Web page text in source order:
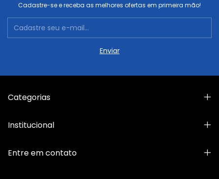
Cadastre-se e receba as melhores ofertas em primeira mão!
Categorias
Institucional
Entre em contato